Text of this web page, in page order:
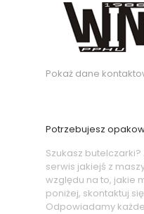
Pokaż dane
Potrzebujesz
Szukasz
serwis jakiejś z
względu na to, jakie
poniżej, skontaktuj
Odpowiadamy